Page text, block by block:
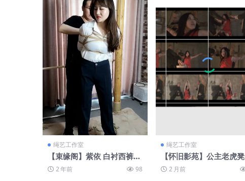
绳艺工作室
【束缘阁】紫依 白衬西裤
极限单腿吊转圈
2 年前 98
绳艺工作室
【怀旧影苑】公主老虎凳
2 月前